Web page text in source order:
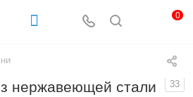
0
нержавеющей стали 33